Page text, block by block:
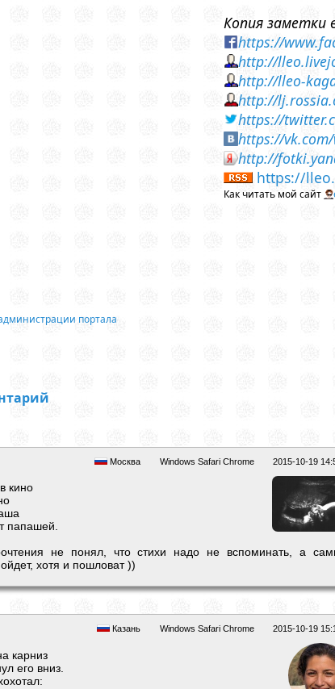
Копия заметки
https://
http://
http://lleo-
http://
https://
https://
http://
https://
Как читать мой сайт
портала
2015-10-19
Windows Safari Chrome
Москва
кино
папашей.
не понял, что стихи надо не вспоминать, а
хотя и пошловат ))
2015-10-19
Windows Safari Chrome
Казань
карниз
его вниз.